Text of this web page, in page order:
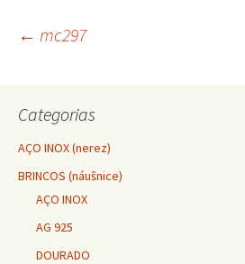
← mc297
Categorias
AÇO INOX (nerez)
BRINCOS (náušnice)
AÇO INOX
AG 925
DOURADO